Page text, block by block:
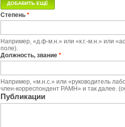
Степень *
Например, «д.ф-м.н.» или «к.г.-м.н.» или
поле).
Должность, звание *
Например, «м.н.с.» или «руководитель
член-корреспондент РАМН» и так далее.
Публикации